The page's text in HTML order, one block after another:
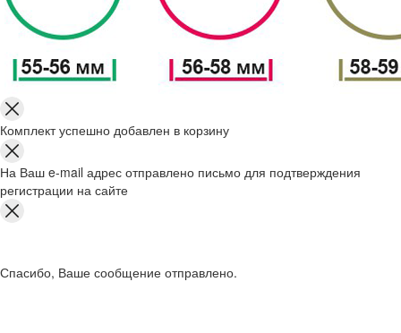
Комплект успешно добавлен в корзину
На Ваш e-mail адрес отправлено письмо для подтверждения
регистрации на сайте
Спасибо, Ваше сообщение отправлено.